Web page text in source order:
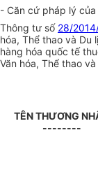
- Căn cứ pháp lý
Thông tư số 28/
hóa, Thể thao và Du
hàng hóa quốc tế
Văn hóa, Thể thao và
TÊN THƯƠNG
--------